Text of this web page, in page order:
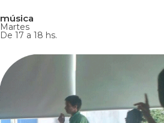
música
Martes
De 17 a 18 hs.